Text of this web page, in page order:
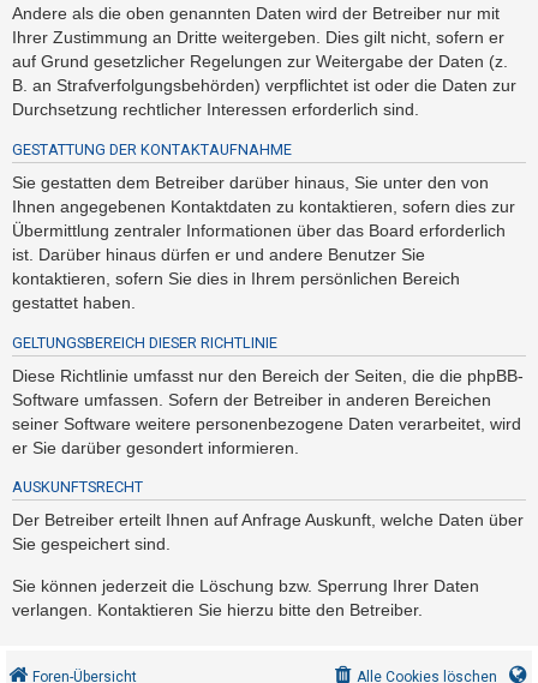
F
A
Q
Andere als die oben genannten Daten wird der Betreiber nur mit
Ihrer Zustimmung an Dritte weitergeben. Dies gilt nicht, sofern er
auf Grund gesetzlicher Regelungen zur Weitergabe der Daten (z.
B. an Strafverfolgungsbehörden) verpflichtet ist oder die Daten zur
Durchsetzung rechtlicher Interessen erforderlich sind.
GESTATTUNG DER KONTAKTAUFNAHME
Sie gestatten dem Betreiber darüber hinaus, Sie unter den von
Ihnen angegebenen Kontaktdaten zu kontaktieren, sofern dies zur
Übermittlung zentraler Informationen über das Board erforderlich
ist. Darüber hinaus dürfen er und andere Benutzer Sie
kontaktieren, sofern Sie dies in Ihrem persönlichen Bereich
gestattet haben.
GELTUNGSBEREICH DIESER RICHTLINIE
Diese Richtlinie umfasst nur den Bereich der Seiten, die die phpBB-
Software umfassen. Sofern der Betreiber in anderen Bereichen
seiner Software weitere personenbezogene Daten verarbeitet, wird
er Sie darüber gesondert informieren.
AUSKUNFTSRECHT
Der Betreiber erteilt Ihnen auf Anfrage Auskunft, welche Daten über
Sie gespeichert sind.
Sie können jederzeit die Löschung bzw. Sperrung Ihrer Daten
verlangen. Kontaktieren Sie hierzu bitte den Betreiber.
Foren-Übersicht Alle Cookies löschen